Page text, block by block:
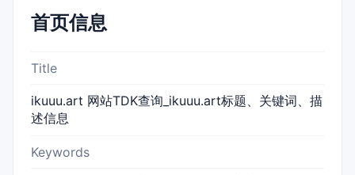
首页信息
Title
ikuuu.art 网站TDK查询_ikuuu.art标题、关键词、描
述信息
Keywords